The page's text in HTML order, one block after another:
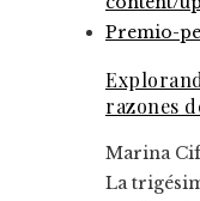
razones
Marina
La